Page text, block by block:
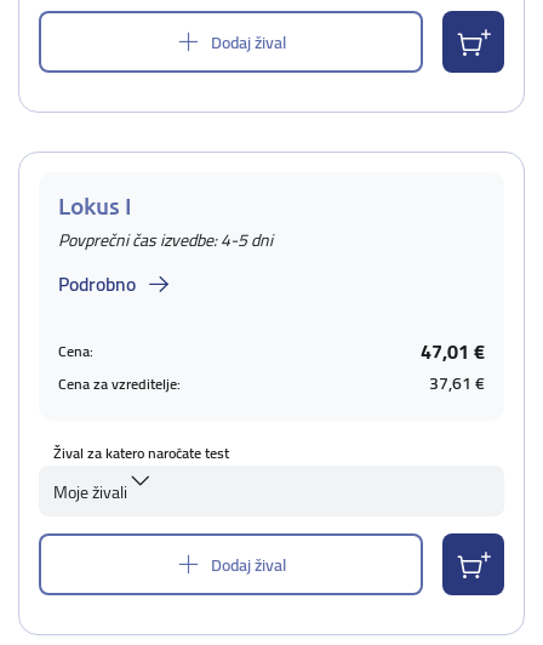
Dodaj žival
Lokus I
Povprečni čas izvedbe: 4-5 dni
Podrobno
Cena: 47,01 €
Cena za vzreditelje: 37,61 €
Žival za katero naročate test
Moje živali
Dodaj žival